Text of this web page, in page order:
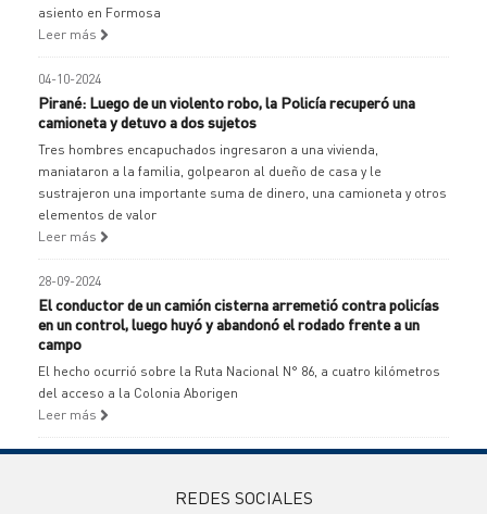
asiento en Formosa
Leer más
04-10-2024
Pirané: Luego de un violento robo, la Policía recuperó una
camioneta y detuvo a dos sujetos
Tres hombres encapuchados ingresaron a una vivienda,
maniataron a la familia, golpearon al dueño de casa y le
sustrajeron una importante suma de dinero, una camioneta y otros
elementos de valor
Leer más
28-09-2024
El conductor de un camión cisterna arremetió contra policías
en un control, luego huyó y abandonó el rodado frente a un
campo
El hecho ocurrió sobre la Ruta Nacional N° 86, a cuatro kilómetros
del acceso a la Colonia Aborigen
Leer más
REDES SOCIALES